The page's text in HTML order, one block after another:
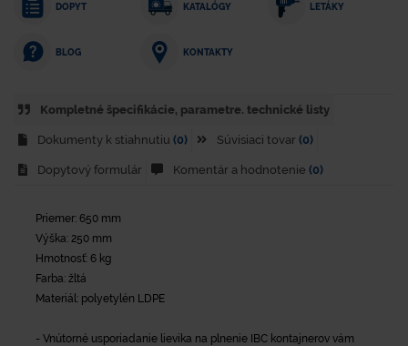
DOPYT KATALÓGY LETÁKY
BLOG KONTAKTY
Kompletné špecifikácie, parametre. technické listy
Dokumenty k stiahnutiu (0) Súvisiaci tovar (0)
Dopytový formulár Komentár a hodnotenie (0)
Priemer: 650 mm
Výška: 250 mm
Hmotnosť: 6 kg
Farba: žltá
Materiál: polyetylén LDPE
- Vnútorné usporiadanie lievika na plnenie IBC kontajnerov vám